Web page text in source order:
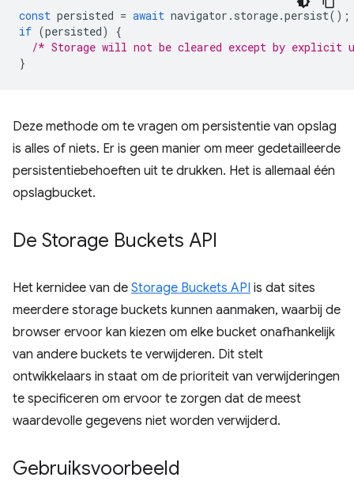
const persisted = await navigator . storage.persist();
if (persisted)
{
/* Storage will not be cleared except by explicit
}
Deze methode om te vragen om persistentie van opslag
is alles of niets. Er is geen manier om meer gedetailleerde
persistentiebehoeften uit te drukken. Het is allemaal één
opslagbucket.
De Storage Buckets API
Het kernidee van de Storage Buckets API is dat sites
meerdere storage buckets kunnen aanmaken, waarbij de
browser ervoor kan kiezen om elke bucket onafhankelijk
van andere buckets te verwijderen. Dit stelt
ontwikkelaars in staat om de prioriteit van verwijderingen
te specificeren om ervoor te zorgen dat de meest
waardevolle gegevens niet worden verwijderd.
Gebruiksvoorbeeld